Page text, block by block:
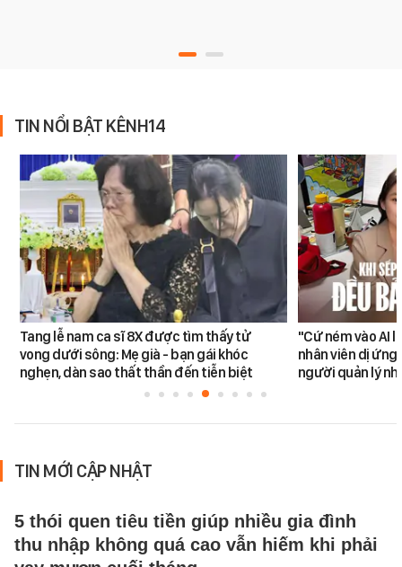
TIN NỔI BẬT KÊNH14
Tang lễ nam ca sĩ 8X được tìm thấy tử
vong dưới sông: Mẹ già - bạn gái khóc
nghẹn, dàn sao thất thần đến tiễn biệt
"Cứ ném vào AI
nhân viên dị ứng
người quản lý
TIN MỚI CẬP NHẬT
5 thói quen tiêu tiền giúp nhiều gia đình
thu nhập không quá cao vẫn hiếm khi phải